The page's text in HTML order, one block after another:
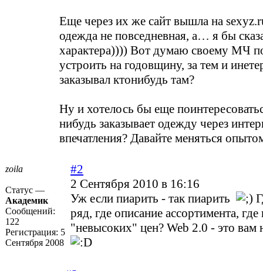
Еще через их же сайт вышла на
одежда не повседневная, а… я бы
характера)))) Вот думаю своему МЧ
устроить на годовщину, за тем и
заказывал ктонибудь там?
Ну и хотелось бы еще
нибудь заказывает одежду через
впечатления? Давайте меняться
zoila
Статус —
Академик
Сообщений:
122
Регистрация: 5
Сентября 2008
#2
2 Сентября 2010 в 16:16
Уж если пиарить - так пиарить
ряд, где описание ассортимента,
"невысоких" цен? Web 2.0 - это вам